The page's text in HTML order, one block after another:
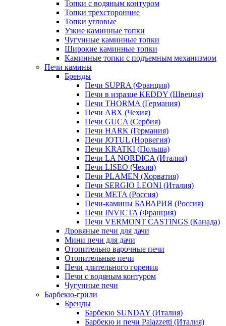
Топки с водяным контуром
Топки трехсторонние
Топки угловые
Узкие каминные топки
Чугунные каминные топки
Широкие каминные топки
Каминные топки с подъемным механизмом
Печи камины
Бренды
Печи SUPRA (Франция)
Печи в изразце KEDDY (Швеция)
Печи THORMA (Германия)
Печи ABX (Чехия)
Печи GUCA (Сербия)
Печи HARK (Германия)
Печи JOTUL (Норвегия)
Печи KRATKI (Польша)
Печи LA NORDICA (Италия)
Печи LISEO (Чехия)
Печи PLAMEN (Хорватия)
Печи SERGIO LEONI (Италия)
Печи META (Россия)
Печи-камины БАВАРИЯ (Россия)
Печи INVICTA (Франция)
Печи VERMONT CASTINGS (Канада)
Дровяные печи для дачи
Мини печи для дачи
Отопительно варочные печи
Отопительные печи
Печи длительного горения
Печи с водяным контуром
Чугунные печи
Барбекю-грили
Бренды
Барбекю SUNDAY (Италия)
Барбекю и печи Palazzetti (Италия)